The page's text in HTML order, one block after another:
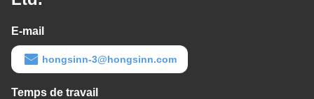
E-mail
hongsinn-3@hongsinn.com
Temps de travail